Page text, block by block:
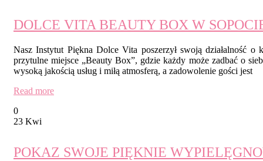
DOLCE VITA BEAUTY BOX W
Nasz Instytut Piękna Dolce Vita poszerzył swoją działalność
przytulne miejsce „Beauty Box”, gdzie każdy może zadbać o
wysoką jakością usług i miłą atmosferą, a zadowolenie gości jest
Read more
0
23 Kwi
POKAZ SWOJE PIĘKNIE